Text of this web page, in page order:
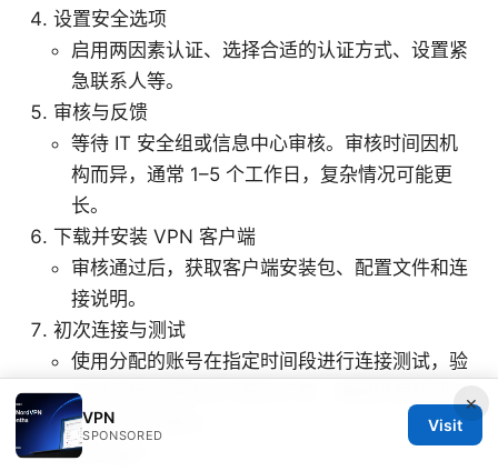
设置安全选项
启用两因素认证、选择合适的认证方式、设置紧
急联系人等。
审核与反馈
等待 IT 安全组或信息中心审核。审核时间因机
构而异，通常 1–5 个工作日，复杂情况可能更
长。
下载并安装 VPN 客户端
审核通过后，获取客户端安装包、配置文件和连
接说明。
初次连接与测试
使用分配的账号在指定时间段进行连接测试，验
证对目标资源的访问是否正常，确保带宽和延迟
在可接受范围内。
使用与维护
×
VPN
SPONSORED
Visit